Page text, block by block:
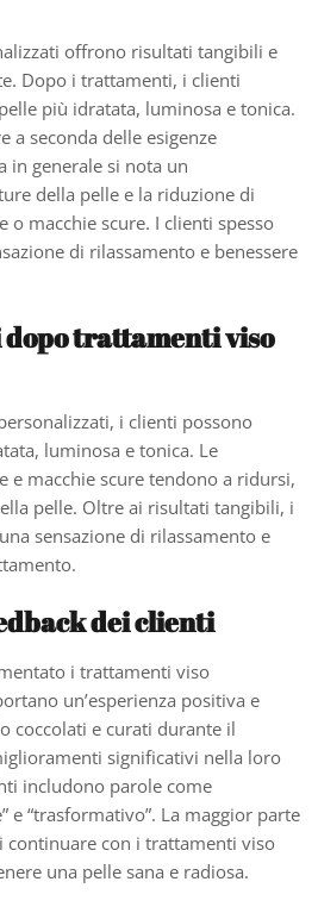
offrono risultati tangibili e
Dopo i trattamenti, i clienti
più idratata, luminosa e tonica.
a seconda delle esigenze
in generale si nota un
della pelle e la riduzione di
o macchie scure. I clienti spesso
di rilassamento e benessere
trattamenti viso
i clienti possono
luminosa e tonica. Le
e macchie scure tendono a ridursi,
pelle. Oltre ai risultati tangibili, i
sensazione di rilassamento e
dei clienti
i trattamenti viso
un’esperienza positiva e
coccolati e curati durante il
significativi nella loro
includono parole come
e “trasformativo”. La maggior parte
continuare con i trattamenti viso
una pelle sana e radiosa.